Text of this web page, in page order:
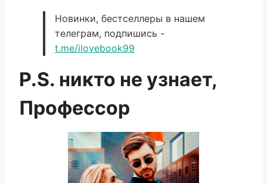
Новинки, бестселлеры в нашем
телеграм, подпишись -
t.me/ilovebook99
P.S. никто не узнает,
Профессор